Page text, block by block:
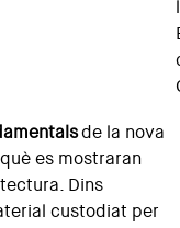
de la nova
es mostraran
Dins
custodiat per